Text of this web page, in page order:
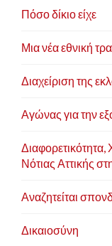
Πόσο δίκιο είχε
Μια νέα εθνική
Διαχείριση της
Αγώνας για την
Νότιας Αττικής
Αναζητείται
Δικαιοσύνη